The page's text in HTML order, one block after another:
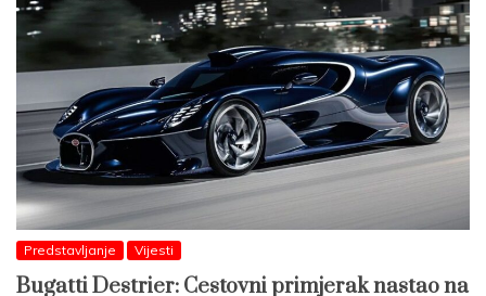
Predstavljanje Vijesti
Bugatti Destrier: Cestovni primjerak nastao na